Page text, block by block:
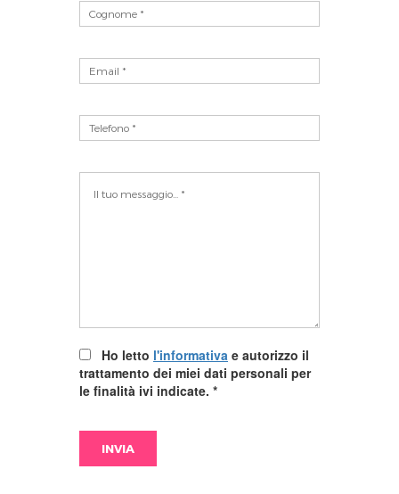
Ho letto l'informativa e autorizzo il
trattamento dei miei dati personali per
le finalità ivi indicate. *